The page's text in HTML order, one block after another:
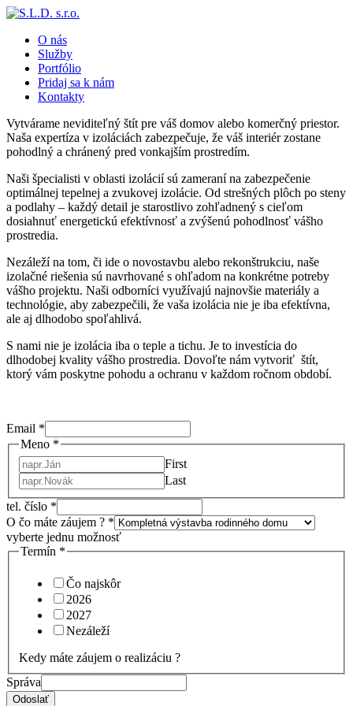
Skip
contentO nás
Služby
Portfólio
Pridaj sa k nám
Kontakty
Vytvárame neviditeľný štít pre váš domov alebo komerčný priestor.
Naša expertíza v izoláciách zabezpečuje, že váš interiér zostane
pohodlný a chránený pred vonkajším prostredím.
Naši špecialisti v oblasti izolácií sú zameraní na zabezpečenie
optimálnej tepelnej a zvukovej izolácie. Od strešných plôch po steny
a podlahy – každý detail je starostlivo zohľadnený s cieľom
dosiahnuť energetickú efektívnosť a zvýšenú pohodlnosť vášho
prostredia.
Nezáleží na tom, či ide o novostavbu alebo rekonštrukciu, naše
izolačné riešenia sú navrhované s ohľadom na konkrétne potreby
vášho projektu. Naši odborníci využívajú najnovšie materiály a
technológie, aby zabezpečili, že vaša izolácia nie je iba efektívna,
ale aj dlhodobo spoľahlivá.
S nami nie je izolácia iba o teple a tichu. Je to investícia do
dlhodobej kvality vášho prostredia. Dovoľte nám vytvoriť štít,
ktorý vám poskytne pohodu a ochranu v každom ročnom období.
Email *
Meno *
First
Last
tel. číslo *
O čo máte záujem ? *
vyberte jednu možnosť
Termín *
Čo najskôr
2026
2027
Nezáleží
Kedy máte záujem o realizáciu ?
Správa
Odoslať